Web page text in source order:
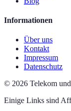
Informationen
Über uns
Kontakt
Impressum
Datenschutz
© 2026 Telekom
Einige Links sind